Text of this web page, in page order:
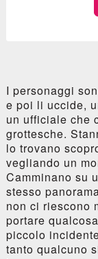
I personaggi
e poi li uccide,
un ufficiale che
grottesche.
lo trovano
vegliando un
Camminano su
stesso
non ci riescono
portare
piccolo
tanto qualcuno